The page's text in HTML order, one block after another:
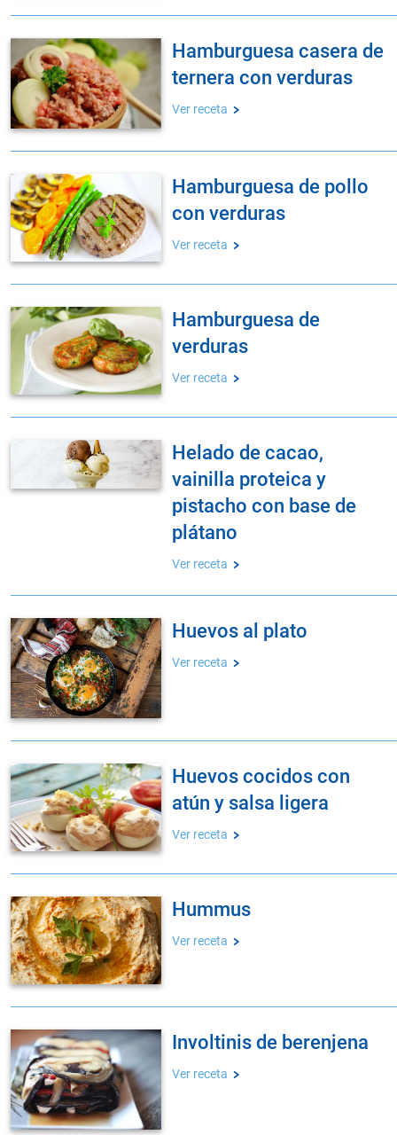
hamburguesa casera de
ternera con verduras
Ver receta
hamburguesa de pollo
con verduras
Ver receta
hamburguesa de
verduras
Ver receta
helado de cacao,
vainilla proteica y
pistacho con base de
plátano
Ver receta
huevos al plato
Ver receta
huevos cocidos con
atún y salsa ligera
Ver receta
hummus
Ver receta
involtinis de berenjena
Ver receta